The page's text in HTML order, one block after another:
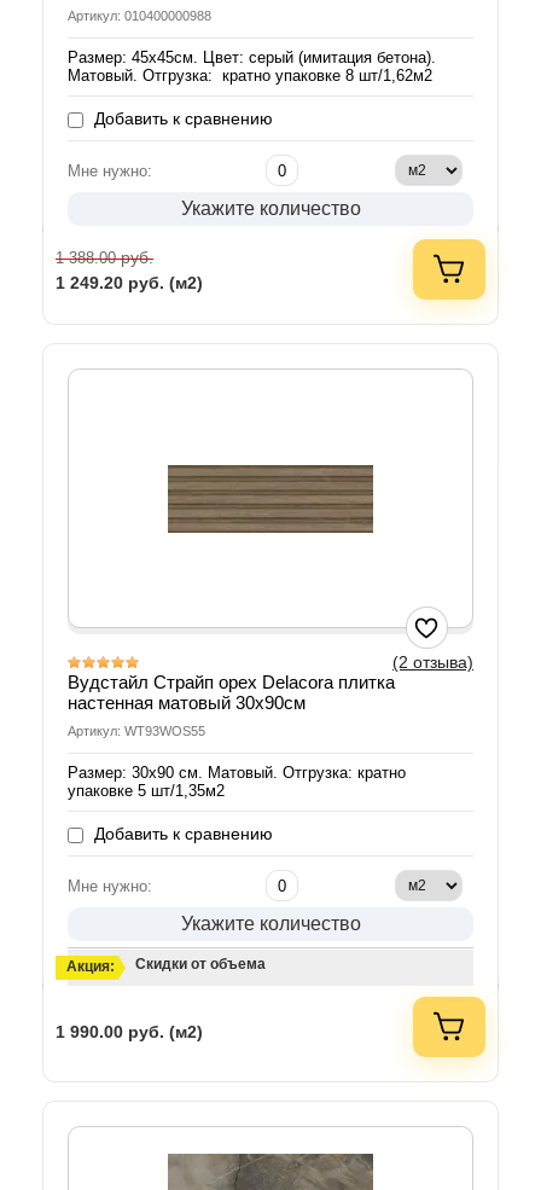
Артикул: 010400000988
Размер: 45х45см. Цвет: серый (имитация бетона).
Матовый. Отгрузка: кратно упаковке 8 шт/1,62м2
Добавить к сравнению
Мне нужно:
Укажите количество
1 388.00руб.
1 249.20 руб. (м2)
(2 отзыва)
Вудстайл Страйп орех Delacora плитка
настенная матовый 30х90см
Артикул: WT93WOS55
Размер: 30х90 см. Матовый. Отгрузка: кратно
упаковке 5 шт/1,35м2
Добавить к сравнению
Мне нужно:
Укажите количество
Акция: Скидки от объема
1 990.00 руб. (м2)